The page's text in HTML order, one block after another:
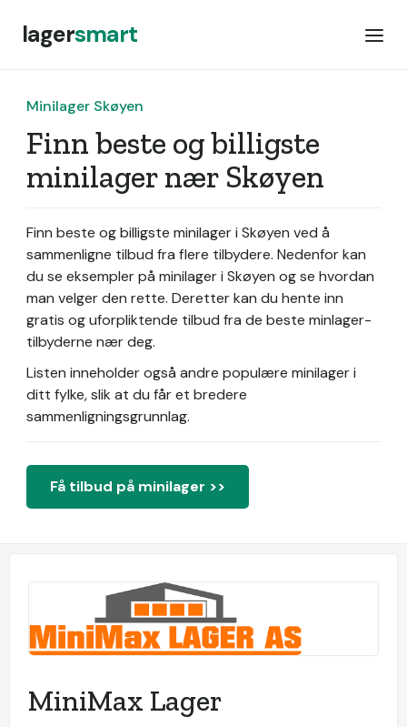
lagersmart
Minilager Skøyen
Finn beste og billigste
minilager nær Skøyen
Finn beste og billigste minilager i Skøyen ved å
sammenligne tilbud fra flere tilbydere. Nedenfor kan
du se eksempler på minilager i Skøyen og se hvordan
man velger den rette. Deretter kan du hente inn
gratis og uforpliktende tilbud fra de beste minlager-
tilbyderne nær deg.
Listen inneholder også andre populære minilager i
ditt fylke, slik at du får et bredere
sammenligningsgrunnlag.
Få tilbud på minilager >>
MiniMax Lager